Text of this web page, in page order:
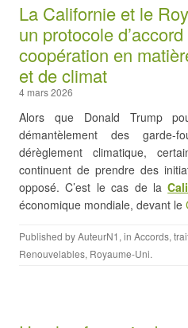
La Californie et le
un protocole
coopération en
et de climat
4 mars 2026
Alors que Donald Trump
démantèlement des garde-
dérèglement climatique,
continuent de prendre des
opposé. C’est le cas de la
économique mondiale, devant le
Published byAuteurN1 , in Accords,
Renouvelables, Royaume-Uni.